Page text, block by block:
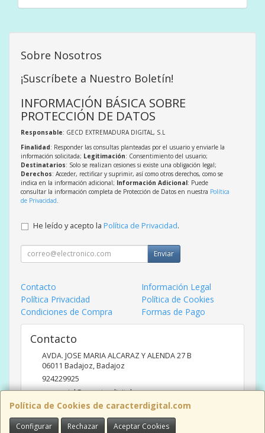
Política de Cookies de caracterdigital.com
Configurar Rechazar Aceptar Cookies
Sobre Nosotros
¡Suscríbete a Nuestro Boletín!
INFORMACIÓN BÁSICA SOBRE
PROTECCIÓN DE DATOS
Responsable: GECD EXTREMADURA DIGITAL, S.L
Finalidad: Responder las consultas planteadas por el usuario y enviarle la
información solicitada; Legitimación: Consentimiento del usuario;
Destinatarios: Solo se realizan cesiones si existe una obligación legal;
Derechos: Acceder, rectificar y suprimir, así como otros derechos, como se
indica en la información adicional; Información Adicional: Puede
consultar la información completa de Protección de Datos en nuestra Política
de Privacidad
He leído y acepto la Política de Privacidad.
Enviar
Contacto
Información Legal
Política Privacidad
Política de Cookies
Condiciones de Compra
Formas de Pago
Contacto
AVDA. JOSE MARIA ALCARAZ Y ALENDA 27 B
06011 Badajoz,Badajoz
924229925
comercial@caracterdigital.com